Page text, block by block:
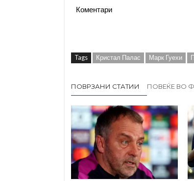
Коментари
Tags Кристал Палас Марк Гуехи
ПОВРЗАНИ СТАТИИ ПОВЕЌЕ ВО